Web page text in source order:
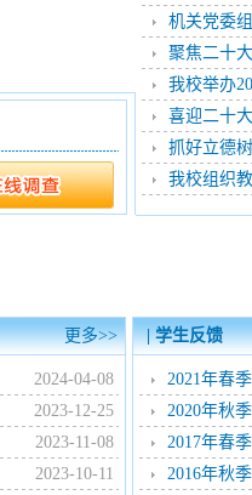
机关党委
聚焦二十
我校举办
喜迎二十
抓好立德
我校组织
更多>>
2024-04-08
2023-12-25
2023-11-08
2023-10-11
| 学生反馈
2021年春
2020年秋
2017年春
2016年秋